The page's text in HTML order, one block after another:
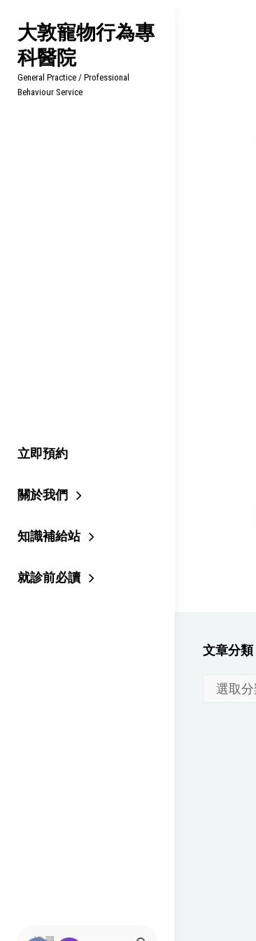
content
大敦寵物行為專
科醫院
General Practice / Professional
Behaviour Service
立即預約
關於我們
知識補給站
就診前必讀
Search
文章分類